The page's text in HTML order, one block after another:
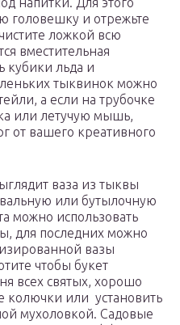
головешку и отрежьте
ложкой всю
вместительная
кубики льда и
тыквинок можно
а если на трубочке
или летучую мышь,
от вашего креативного
ваза из тыквы
или бутылочную
можно использовать
для последних можно
вазы
чтобы букет
всех святых, хорошо
колючки или установить
мухоловкой. Садовые